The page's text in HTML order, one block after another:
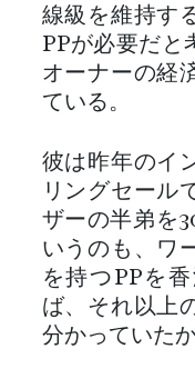
線級を維持す
PPが必要だと
オーナーの経
ている。
彼は昨年のイ
リングセール
ザーの半弟を
いうのも、ワ
を持つPPを
ば、それ以上
分かっていたか